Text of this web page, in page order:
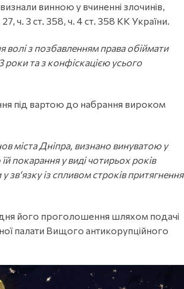
визнали винною у вчиненні злочинів,
ч. 3 ст. 358, ч. 4 ст. 358 КК України.
волі з позбавленням права обіймати
роки та з конфіскацією усього
під вартою до набрання вироком
міста Дніпра, визнано винуватою у
покарання у виді чотирьох років
зв‘язку із спливом строків притягнення
його проголошення шляхом подачі
палати Вищого антикорупційного